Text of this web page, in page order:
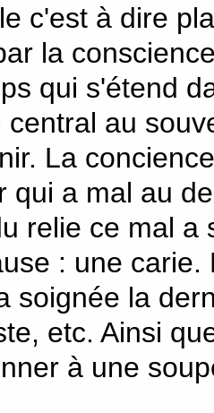
c'est à dire
la
qui s'étend
central au
La
qui a mal au
relie ce mal a
: une
soignée la
etc. Ainsi
à une